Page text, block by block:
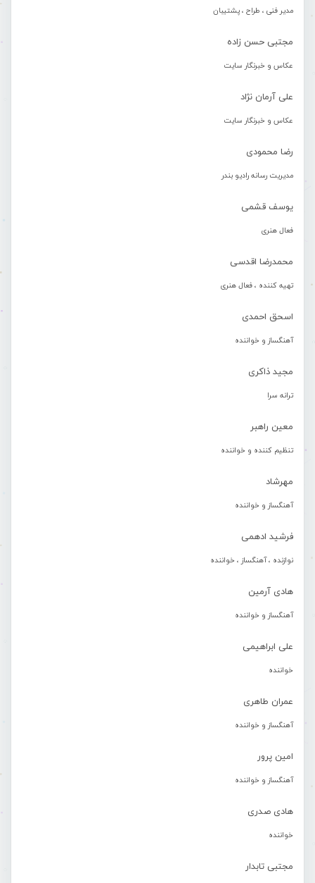
مدیر فنی ، طراح ، پشتیبان
مجتبی حسن زاده
عکاس و خبرنگار سایت
علی آرمان نژاد
عکاس و خبرنگار سایت
رضا محمودی
مدیریت رسانه رادیو بندر
یوسف قشمی
فعال هنری
محمدرضا اقدسی
تهیه کننده ، فعال هنری
اسحق احمدی
آهنگساز و خواننده
مجید ذاکری
ترانه سرا
معین راهبر
تنظیم کننده و خواننده
مهرشاد
آهنگساز و خواننده
فرشید ادهمی
نوازنده ، آهنگساز ، خواننده
هادی آرمین
آهنگساز و خواننده
علی ابراهیمی
خواننده
عمران طاهری
آهنگساز و خواننده
امین پرور
آهنگساز و خواننده
هادی صدری
خواننده
مجتبی تابدار